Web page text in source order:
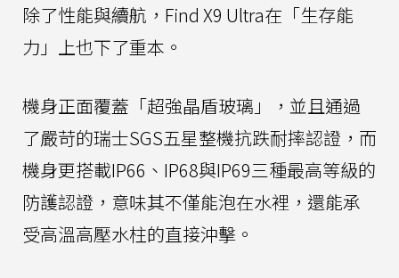
除了性能與續航，Find X9 Ultra在「生存能
力」上也下了重本。
機身正面覆蓋「超強晶盾玻璃」，並且通過
了嚴苛的瑞士SGS五星整機抗跌耐摔認證，而
機身更搭載IP66、IP68與IP69三種最高等級的
防護認證，意味其不僅能泡在水裡，還能承
受高溫高壓水柱的直接沖擊。